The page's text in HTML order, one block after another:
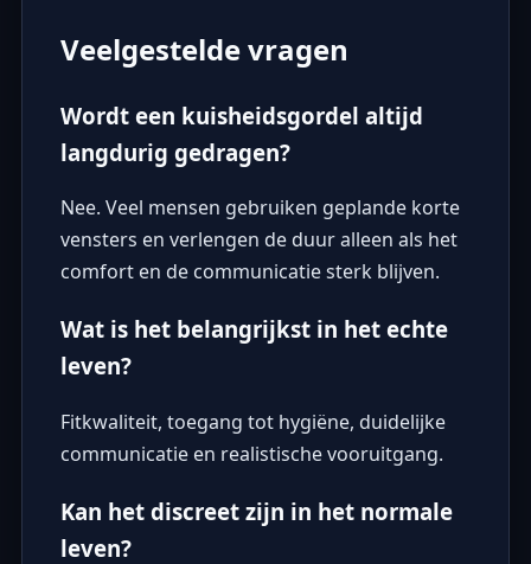
Veelgestelde vragen
Wordt een kuisheidsgordel altijd
langdurig gedragen?
Nee. Veel mensen gebruiken geplande korte
vensters en verlengen de duur alleen als het
comfort en de communicatie sterk blijven.
Wat is het belangrijkst in het echte
leven?
Fitkwaliteit, toegang tot hygiëne, duidelijke
communicatie en realistische vooruitgang.
Kan het discreet zijn in het normale
leven?